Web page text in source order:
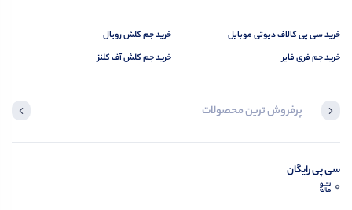
خرید سی‌ پی کالاف دیوتی موبایل
خرید جم فری فایر
خرید جم کلش رویال‌‌‌‌‌‌‌‌‌‌‌‌‌‌‌‌‌
خرید جم کلش آف کلنز‌‌‌‌‌‌‌‌‌‌‌‌‌‌‌‌ ‌‌‌‌‌
پرفروش ترین محصولات
سی پی رایگان
0
محصولی مشاهده نکرده‌اید
مشاهده محصولات